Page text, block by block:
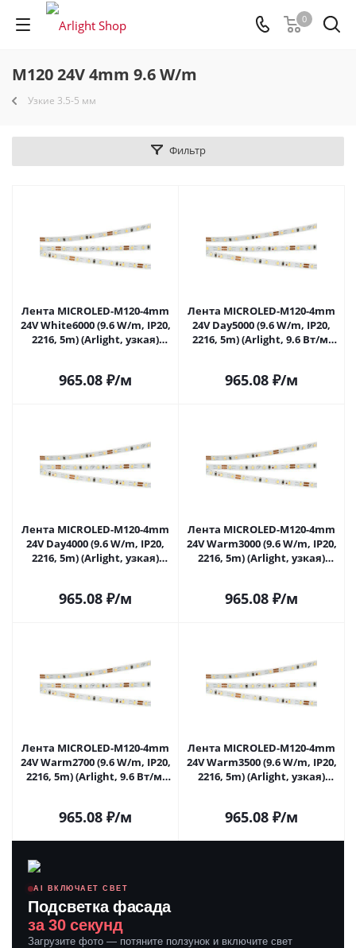
0
M120 24V 4mm 9.6 W/m
Узкие 3.5-5 мм
Фильтр
Лента MICROLED-M120-4mm
24V White6000 (9.6 W/m, IP20,
2216, 5m) (Arlight, узкая)
965.08 ₽/м
Лента MICROLED-M120-4mm
24V Day5000 (9.6 W/m, IP20,
2216, 5m) (Arlight, 9.6 Вт/м,
965.08 ₽/м
Лента MICROLED-M120-4mm
24V Day4000 (9.6 W/m, IP20,
2216, 5m) (Arlight, узкая)
965.08 ₽/м
Лента MICROLED-M120-4mm
24V Warm3000 (9.6 W/m, IP20,
2216, 5m) (Arlight, узкая)
965.08 ₽/м
Лента MICROLED-M120-4mm
24V Warm2700 (9.6 W/m, IP20,
2216, 5m) (Arlight, 9.6 Вт/м,
965.08 ₽/м
Лента MICROLED-M120-4mm
24V Warm3500 (9.6 W/m, IP20,
2216, 5m) (Arlight, узкая)
965.08 ₽/м
AI ВКЛЮЧАЕТ СВЕТ
Подсветка фасада
за 30 секунд
Загрузите фото — потяните ползунок и включите свет